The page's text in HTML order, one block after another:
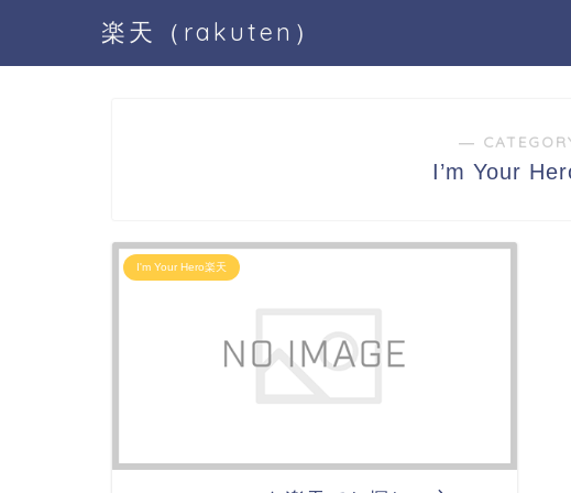
楽天（rakuten）
―
I’m Your
I'm Your Hero楽天